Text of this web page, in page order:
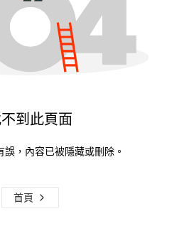
到此頁面
，內容已被隱藏或刪除。
首頁